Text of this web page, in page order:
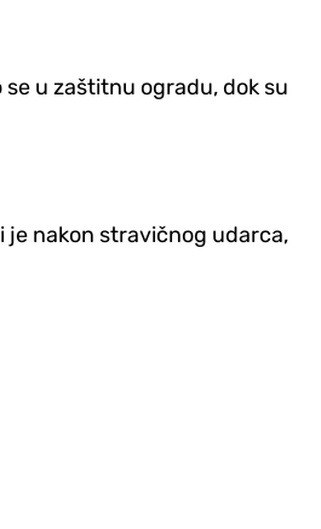
u zaštitnu ogradu, dok su
je nakon stravičnog udarca,